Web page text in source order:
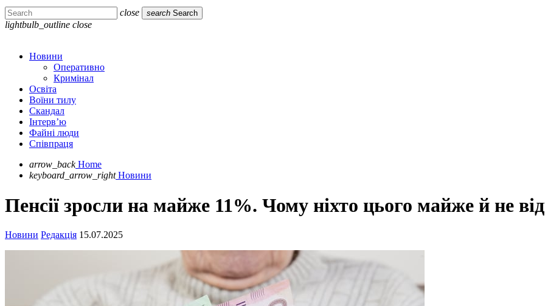
close search Search
lightbulb_outline close
Новини
Оперативно
Кримінал
Освіта
Воїни тилу
Скандал
Інтерв’ю
Файні люди
Співпраця
arrow_back Home
keyboard_arrow_right Новини
Пенсії зросли на майже 11%. Чому ніхто цього майже й не
Новини Редакція 15.07.2025